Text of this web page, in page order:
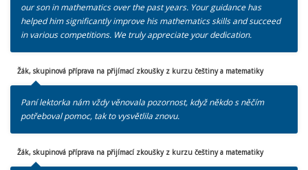
our son in mathematics over the past years. Your guidance has
helped him significantly improve his mathematics skills and succeed
in various competitions. We truly appreciate your dedication.
Žák, skupinová příprava na přijímací zkoušky z kurzu češtiny a matematiky
Paní lektorka nám vždy věnovala pozornost, když někdo s něčím
potřeboval pomoc, tak to vysvětlila znovu.
Žák, skupinová příprava na přijímací zkoušky z kurzu češtiny a matematiky